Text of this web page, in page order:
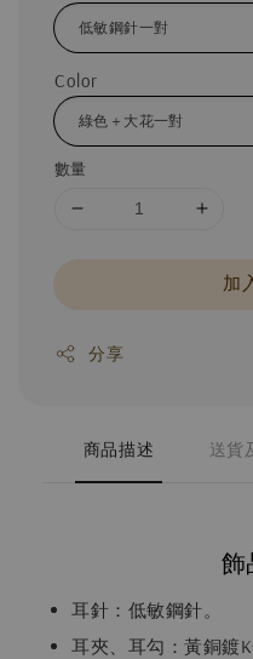
Color
數量
加
分享
商品描述 送貨
飾
耳針：低敏鋼針。
耳夾、耳勾：黃銅鍍